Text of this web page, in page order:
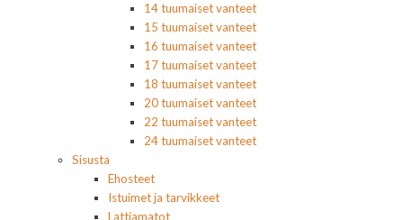
14 tuumaiset vanteet
15 tuumaiset vanteet
16 tuumaiset vanteet
17 tuumaiset vanteet
18 tuumaiset vanteet
20 tuumaiset vanteet
22 tuumaiset vanteet
24 tuumaiset vanteet
Sisusta
Ehosteet
Istuimet ja tarvikkeet
Lattiamatot